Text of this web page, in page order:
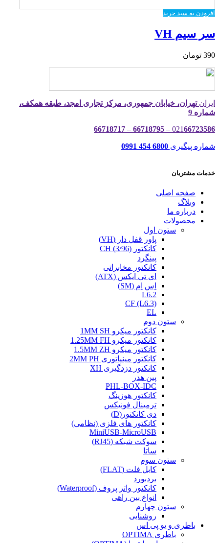
افزودن به سبد خرید
سر سیم VH
390 تومان
ایرانتهران، خیابان جمهوری، مرکز تجاری امجد، طبقه همکف،
شماره 9
02166723586 – 66718795 – 66718717
شماره پیگیری 6800 454 0991
خدمات مشتریان
صفحه اصلی
وبلاگ
درباره ما
محصولات
ستون اول
پاور قفل دار (VH)
کانکتور (3/96) CH
پینگرد
کانکتور مخابراتی
ای تی ایکس (ATX)
اِس اِم (SM)
L6.2
CF (L6.3)
EL
ستون دوم
کانکتور میکرو 1MM SH
کانکتور میکرو 1.25MM FH
کانکتور میکرو 1.5MM ZH
کانکتور مینیاتوری 2MM PH
کانکتور دزدگیری XH
پین هدر
PHL-BOX-IDC
کانکتور هوزینگ
ترمینال فونیکس
دی کانکتور(D)
کانکتور های فلزی (نظامی)
MiniUSB-MicroUSB
سوکت شبکه (RJ45)
ساتا
ستون سوم
کابل فلت (FLAT)
بردبورد
کانکتور واتر پروف (Waterproof)
انواع بین راهی
ستون چهارم
روشنایی
باطری و یو پی اس
باطری OPTIMA